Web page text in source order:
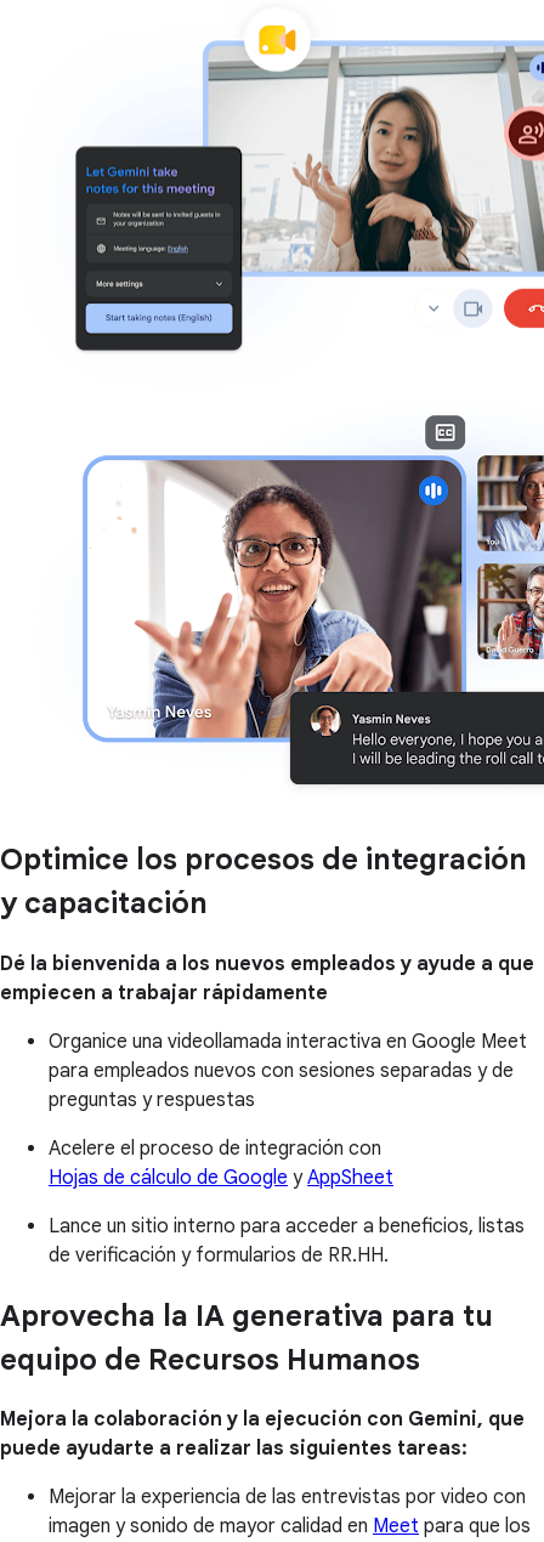
Optimice los procesos de integración
y capacitación
Dé la bienvenida a los nuevos empleados y ayude a que
empiecen a trabajar rápidamente
Organice una videollamada interactiva en Google Meet
para empleados nuevos con sesiones separadas y de
preguntas y respuestas
Acelere el proceso de integración con
Hojas de cálculo de Google yAppSheet
Lance un sitio interno para acceder a beneficios, listas
de verificación y formularios de RR.HH.
Aprovecha la IA generativa para tu
equipo de Recursos Humanos
Mejora la colaboración y la ejecución con Gemini, que
puede ayudarte a realizar las siguientes tareas:
Mejorar la experiencia de las entrevistas por video con
imagen y sonido de mayor calidad en Meet para que los